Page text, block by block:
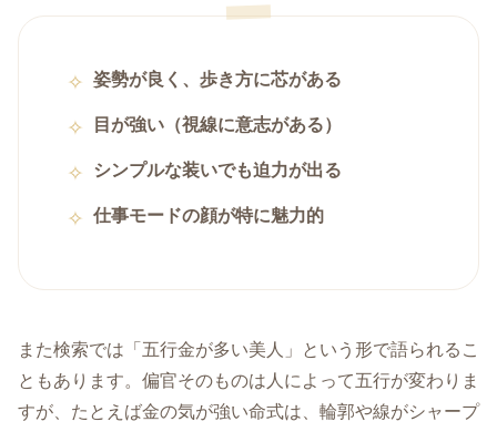
姿勢が良く、歩き方に芯がある
目が強い（視線に意志がある）
シンプルな装いでも迫力が出る
仕事モードの顔が特に魅力的
また検索では「五行金が多い美人」という形で語られるこ
ともあります。偏官そのものは人によって五行が変わりま
すが、たとえば金の気が強い命式は、輪郭や線がシャープ